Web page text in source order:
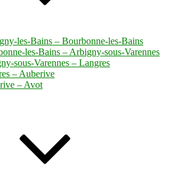
les-Bains – Bourbonne-les-Bains
les-Bains – Arbigny-sous-Varennes
sous-Varennes – Langres
– Auberive
– Avot